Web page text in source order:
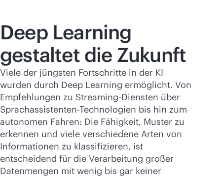
Deep Learning
gestaltet die Zukunft
Viele der jüngsten Fortschritte in der KI
wurden durch Deep Learning ermöglicht. Von
Empfehlungen zu Streaming-Diensten über
Sprachassistenten-Technologien bis hin zum
autonomen Fahren: Die Fähigkeit, Muster zu
erkennen und viele verschiedene Arten von
Informationen zu klassifizieren, ist
entscheidend für die Verarbeitung großer
Datenmengen mit wenig bis gar keiner